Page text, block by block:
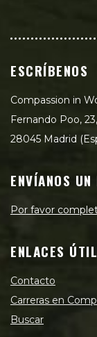
ESCRÍBENOS
Compassion in
Fernando Poo,
28045 Madrid
ENVÍANOS UN
Por favor
ENLACES
Contacto
Carreras en
Buscar